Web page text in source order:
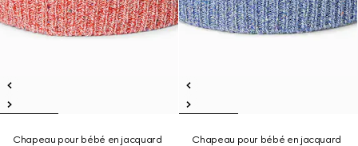
Chapeau pour bébé en jacquard
Chapeau pour bébé en jacquard